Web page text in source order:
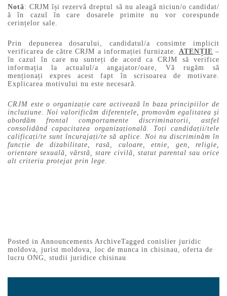
Notă: CRJM își rezervă dreptul să nu aleagă niciun/o candidat/
ă în cazul în care dosarele primite nu vor corespunde
cerințelor sale.
Prin depunerea dosarului, candidatul/a consimte implicit
verificarea de către CRJM a informației furnizate. ATENȚIE –
în cazul în care nu sunteți de acord ca CRJM să verifice
informația la actualul/a angajator/oare, Vă rugăm să
menționați expres acest fapt în scrisoarea de motivare.
Explicarea motivului nu este necesară.
CRJM este o organizație care activează în baza principiilor de
incluziune. Noi valorificăm diferențele, promovăm egalitatea și
abordăm frontal comportamente discriminatorii, astfel
consolidând capacitatea organizațională. Toți candidații/tele
calificați/te sunt încurajați/te să aplice. Noi nu discriminăm în
funcție de dizabilitate, rasă, culoare, etnie, gen, religie,
orientare sexuală, vârstă, stare civilă, statut parental sau orice
alt criteriu protejat prin lege.
Posted in Announcements ArchiveTagged conislier juridic
moldova
jurist moldova loc de munca in chisinau
oferta de
lucru ONG
studii juridice chisinau